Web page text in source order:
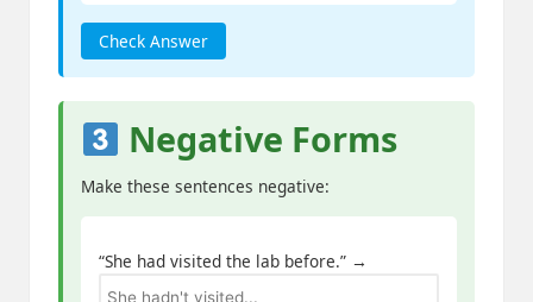
Check Answer
Negative Forms
Make these sentences negative:
“She had visited the lab before.” →